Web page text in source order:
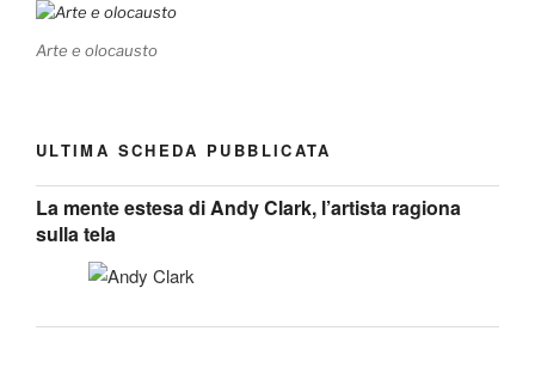
Arte e olocausto
ULTIMA SCHEDA PUBBLICATA
La mente estesa di Andy Clark, l’artista ragiona
sulla tela